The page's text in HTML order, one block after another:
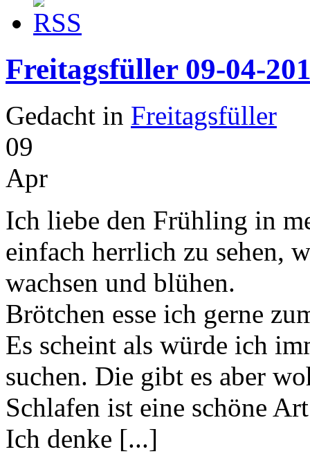
Freitagsfüller 09-04-
Gedacht in Freitagsfüller
09
Apr
Ich liebe den Frühling in
einfach herrlich zu sehen,
wachsen und blühen.
Brötchen esse ich gerne
Es scheint als würde ich
suchen. Die gibt es aber
Schlafen ist eine schöne
Ich denke [...]